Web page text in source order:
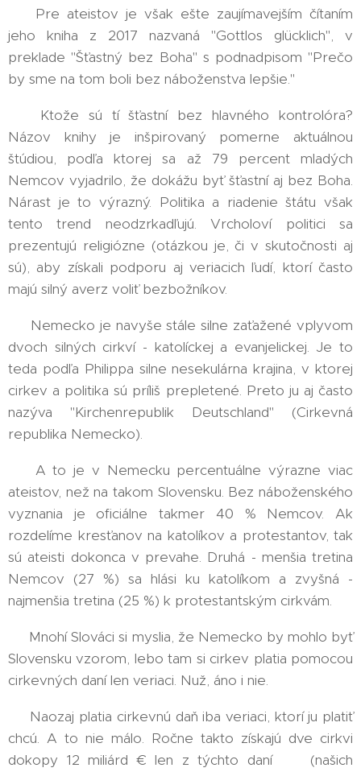
📙 Pre ateistov je však ešte zaujímavejším čítaním
jeho kniha z 2017 nazvaná "Gottlos glücklich", v
preklade "Šťastný bez Boha" s podnadpisom "Prečo
by sme na tom boli bez náboženstva lepšie."
📈 Ktože sú tí šťastní bez hlavného kontrolóra?
Názov knihy je inšpirovaný pomerne aktuálnou
štúdiou, podľa ktorej sa až 79 percent mladých
Nemcov vyjadrilo, že dokážu byť šťastní aj bez Boha.
Nárast je to výrazný. Politika a riadenie štátu však
tento trend neodzrkadľujú. Vrcholoví politici sa
prezentujú religiózne (otázkou je, či v skutočnosti aj
sú), aby získali podporu aj veriacich ľudí, ktorí často
majú silný averz voliť bezbožníkov.
⛪ Nemecko je navyše stále silne zaťažené vplyvom
dvoch silných cirkví - katolíckej a evanjelickej. Je to
teda podľa Philippa silne nesekulárna krajina, v ktorej
cirkev a politika sú príliš prepletené. Preto ju aj často
nazýva "Kirchenrepublik Deutschland" (Cirkevná
republika Nemecko).
📊 A to je v Nemecku percentuálne výrazne viac
ateistov, než na takom Slovensku. Bez náboženského
vyznania je oficiálne takmer 40 % Nemcov. Ak
rozdelíme kresťanov na katolíkov a protestantov, tak
sú ateisti dokonca v prevahe. Druhá - menšia tretina
Nemcov (27 %) sa hlási ku katolíkom a zvyšná -
najmenšia tretina (25 %) k protestantským cirkvám.
💰 Mnohí Slováci si myslia, že Nemecko by mohlo byť
Slovensku vzorom, lebo tam si cirkev platia pomocou
cirkevných daní len veriaci. Nuž, áno i nie.
🤑 Naozaj platia cirkevnú daň iba veriaci, ktorí ju platiť
chcú. A to nie málo. Ročne takto získajú dve cirkvi
dokopy 12 miliárd € len z týchto daní ❗ (našich